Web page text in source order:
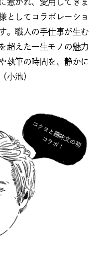
としてコラボレーショ
。職人の手仕事が生む
超えた一生モノの魅力
執筆の時間を、静かに
小池）
コ
ク
ヨ
と
趣
味
文
の
初
コ
ラ
ボ
！